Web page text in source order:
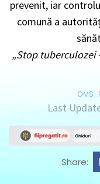
prevenit, iar
comună a
„Stop tuberculozei
Last
Share: